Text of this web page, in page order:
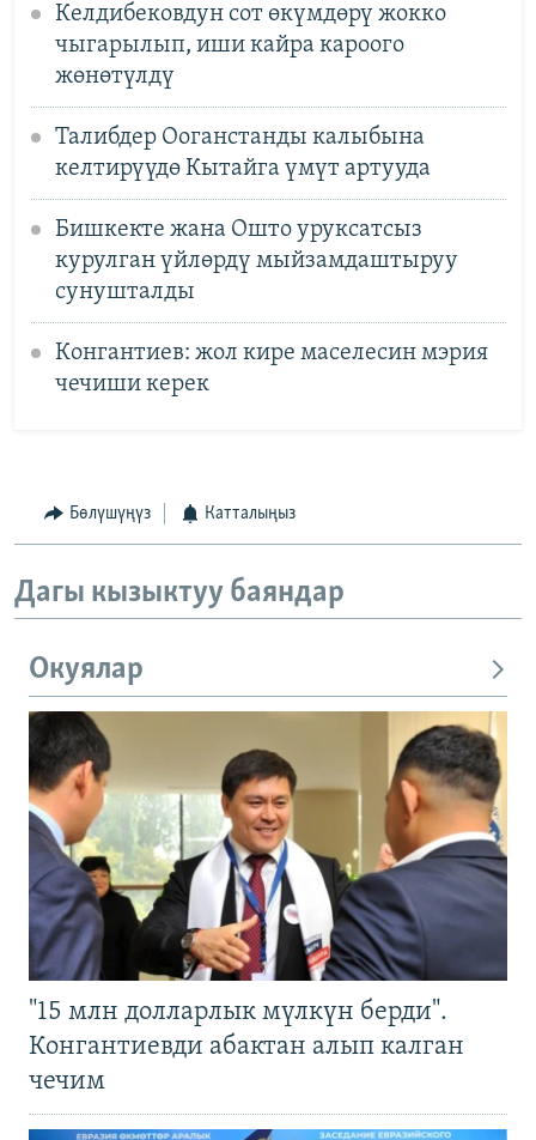
Келдибековдун сот өкүмдөрү жокко
чыгарылып, иши кайра кароого
жөнөтүлдү
Талибдер Ооганстанды калыбына
келтирүүдө Кытайга үмүт артууда
Бишкекте жана Ошто уруксатсыз
курулган үйлөрдү мыйзамдаштыруу
сунушталды
Конгантиев: жол кире маселесин мэрия
чечиши керек
Бөлүшүңүз Катталыңыз
Дагы кызыктуу баяндар
Окуялар
"15 млн долларлык мүлкүн берди".
Конгантиевди абактан алып калган
чечим